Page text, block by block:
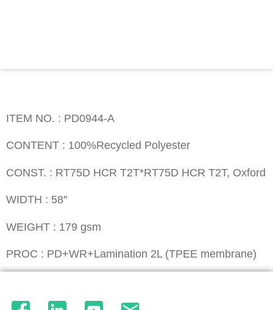
ITEM NO. : PD0944-A
CONTENT : 100%Recycled Polyester
CONST. : RT75D HCR T2T*RT75D HCR T2T, Oxford
WIDTH : 58″
WEIGHT : 179 gsm
PROC : PD+WR+Lamination 2L (TPEE membrane)